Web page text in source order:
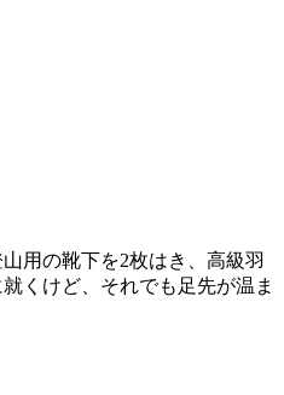
用の靴下を2枚はき、高級羽
くけど、それでも足先が温ま